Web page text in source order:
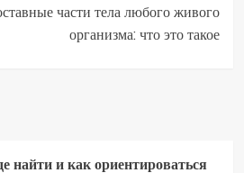
части тела любого живого
организма: что это такое
найти и как ориентироваться